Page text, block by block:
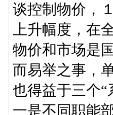
谈控制物价，
上升幅度，在
物价和市场是
而易举之事，
也得益于三个“
一是不同职能